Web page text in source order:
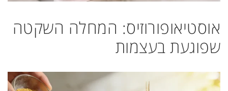
אוסטיאופורוזיס: המחלה השקטה
שפוגעת בעצמות